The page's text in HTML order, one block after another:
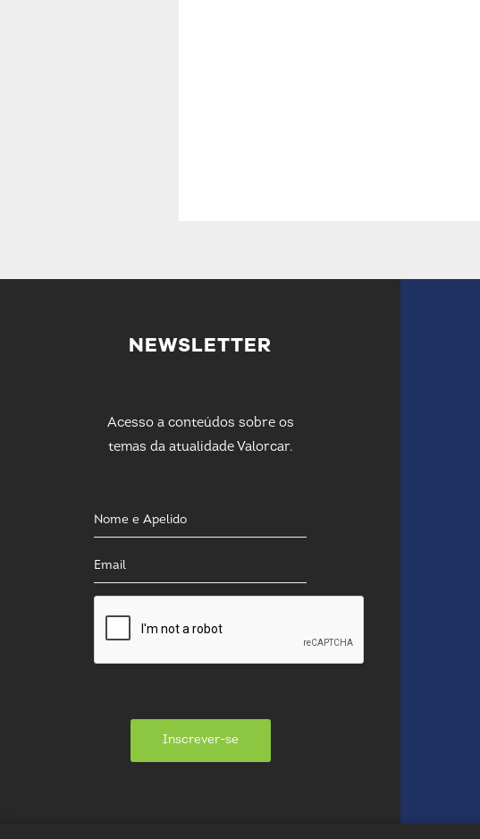
NEWSLETTER
Acesso a conteúdos sobre os
temas da atualidade Valorcar.
Inscrever-se